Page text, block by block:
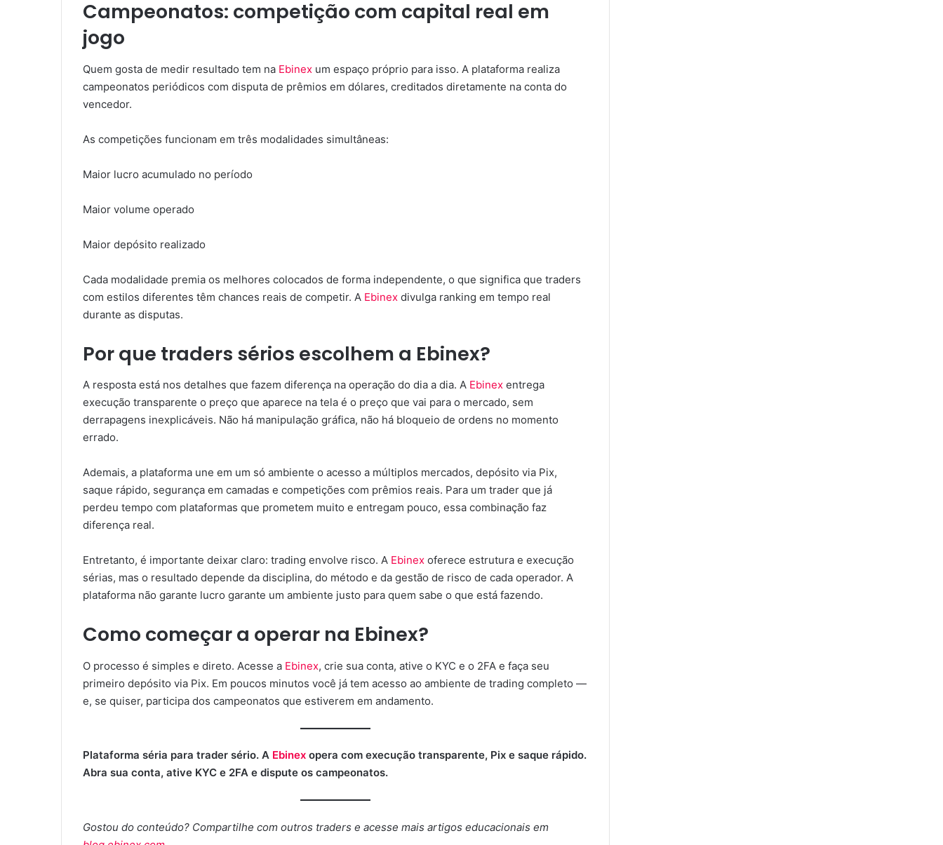
Campeonatos: competição com capital real em
jogo
Quem gosta de medir resultado tem na Ebinex um espaço próprio para isso. A plataforma realiza
campeonatos periódicos com disputa de prêmios em dólares, creditados diretamente na conta do
vencedor.
As competições funcionam em três modalidades simultâneas:
Maior lucro acumulado no período
Maior volume operado
Maior depósito realizado
Cada modalidade premia os melhores colocados de forma independente, o que significa que traders
com estilos diferentes têm chances reais de competir. A Ebinex divulga ranking em tempo real
durante as disputas.
Por que traders sérios escolhem a Ebinex?
A resposta está nos detalhes que fazem diferença na operação do dia a dia. A Ebinex entrega
execução transparente o preço que aparece na tela é o preço que vai para o mercado, sem
derrapagens inexplicáveis. Não há manipulação gráfica, não há bloqueio de ordens no momento
errado.
Ademais, a plataforma une em um só ambiente o acesso a múltiplos mercados, depósito via Pix,
saque rápido, segurança em camadas e competições com prêmios reais. Para um trader que já
perdeu tempo com plataformas que prometem muito e entregam pouco, essa combinação faz
diferença real.
Entretanto, é importante deixar claro: trading envolve risco. A Ebinex oferece estrutura e execução
sérias, mas o resultado depende da disciplina, do método e da gestão de risco de cada operador. A
plataforma não garante lucro garante um ambiente justo para quem sabe o que está fazendo.
Como começar a operar na Ebinex?
O processo é simples e direto. Acesse a Ebinex, crie sua conta, ative o KYC e o 2FA e faça seu
primeiro depósito via Pix. Em poucos minutos você já tem acesso ao ambiente de trading completo —
e, se quiser, participa dos campeonatos que estiverem em andamento.
Plataforma séria para trader sério. A Ebinex opera com execução transparente, Pix e saque rápido.
Abra sua conta, ative KYC e 2FA e dispute os campeonatos.
Gostou do conteúdo? Compartilhe com outros traders e acesse mais artigos educacionais em